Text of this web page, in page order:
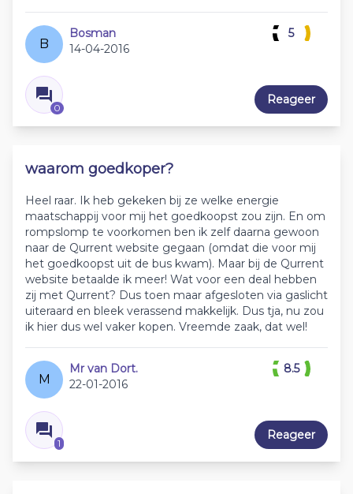
B
Bosman
14-04-2016
0
5
Reageer
waarom goedkoper?
Heel raar. Ik heb gekeken bij ze welke energie
maatschappij voor mij het goedkoopst zou zijn. En om
rompslomp te voorkomen ben ik zelf daarna gewoon
naar de Qurrent website gegaan (omdat die voor mij
het goedkoopst uit de bus kwam). Maar bij de Qurrent
website betaalde ik meer! Wat voor een deal hebben
zij met Qurrent? Dus toen maar afgesloten via gaslicht
uiteraard en bleek verassend makkelijk. Dus tja, nu zou
ik hier dus wel vaker kopen. Vreemde zaak, dat wel!
M
Mr van Dort.
22-01-2016
1
8.5
Reageer